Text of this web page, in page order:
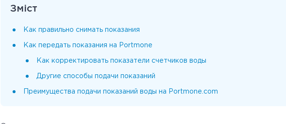
Зміст
Как правильно снимать показания
Как передать показания на Portmone
Как корректировать показатели счетчиков воды
Другие способы подачи показаний
Преимущества подачи показаний воды на Portmone.com